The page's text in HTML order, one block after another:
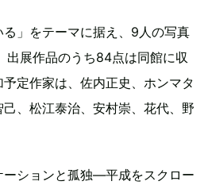
」をテーマに据え、9人の写真
出展作品のうち84点は同館に収
定作家は、佐内正史、ホンマタ
、松江泰治、安村崇、花代、野
ーションと孤独―平成をスクロー